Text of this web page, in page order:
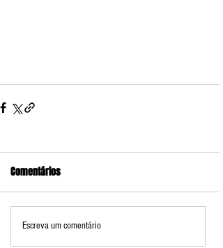
Comentários
Escreva um comentário